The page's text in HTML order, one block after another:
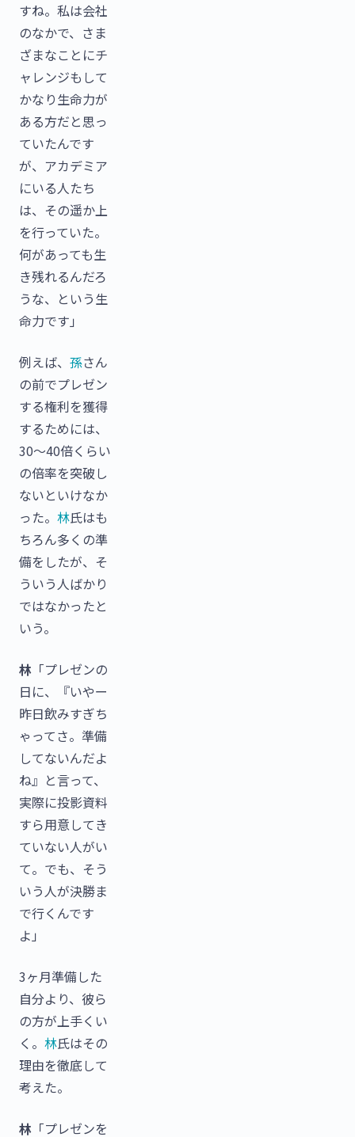
すね。私は会社
のなかで、さま
ざまなことにチ
ャレンジもして
かなり生命力が
ある方だと思っ
ていたんです
が、アカデミア
にいる人たち
は、その遥か上
を行っていた。
何があっても生
き残れるんだろ
うな、という生
命力です」
例えば、 孫さん
の前でプレゼン
する権利を獲得
するためには、
30〜40倍くらい
の倍率を突破し
ないといけなか
った。 林氏はも
ちろん多くの準
備をしたが、そ
ういう人ばかり
ではなかったと
いう。
林 「プレゼンの
日に、『いやー
昨日飲みすぎち
ゃってさ。準備
してないんだよ
ね』と言って、
実際に投影資料
すら用意してき
ていない人がい
て。でも、そう
いう人が決勝ま
で行くんです
よ」
3ヶ月準備した
自分より、彼ら
の方が上手くい
く。 林氏はその
理由を徹底して
考えた。
林 「プレゼンを